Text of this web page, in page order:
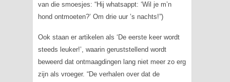
van die smoesjes: “Hij whatsappt: ‘Wil je m’n
hond ontmoeten?’ Om drie uur ’s nachts!”)
Ook staan er artikelen als ‘De eerste keer wordt
steeds leuker!’, waarin geruststellend wordt
beweerd dat ontmaagdingen lang niet meer zo erg
zijn als vroeger. “De verhalen over dat de